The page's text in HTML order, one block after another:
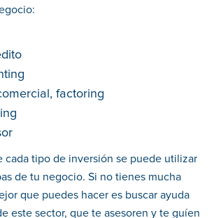
factoring
cada tipo de inversión se puede utilizar
de tu negocio. Si no tienes mucha
que puedes hacer es buscar ayuda
este sector, que te asesoren y te guíen